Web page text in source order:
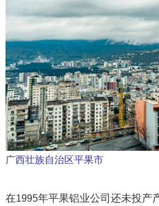
广西壮族自治区平果市
在1995年平果铝业公司还未投产